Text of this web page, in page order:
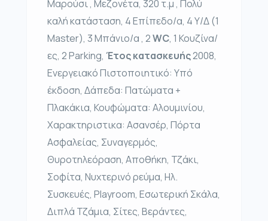
Μαρούσι , Μεζονέτα, 320 τ.μ , Πολύ
καλή κατάσταση, 4 Επίπεδο/α, 4 Υ/Δ (1
Master), 3 Μπάνιο/α , 2WC, 1 Κουζίνα/
ες, 2 Parking, Έτος κατασκευής2008,
Ενεργειακό Πιστοποιητικό: Υπό
έκδοση, Δάπεδα: Πατώματα +
Πλακάκια, Κουφώματα: Αλουμινίου,
Χαρακτηριστικα: Ασανσέρ, Πόρτα
Ασφαλείας, Συναγερμός,
Θυροτηλεόραση, Αποθήκη, Τζάκι,
Σοφίτα, Νυχτερινό ρεύμα, Ηλ.
Συσκευές, Playroom, Εσωτερική Σκάλα,
Διπλά Τζάμια, Σίτες, Βεράντες,